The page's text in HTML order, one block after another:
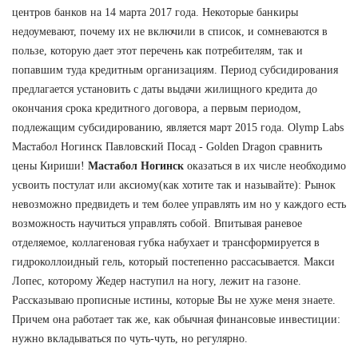
центров банков на 14 марта 2017 года. Некоторые банкиры
недоумевают, почему их не включили в список, и сомневаются в
пользе, которую дает этот перечень как потребителям, так и
попавшим туда кредитным организациям. Период субсидирования
предлагается установить с даты выдачи жилищного кредита до
окончания срока кредитного договора, а первым периодом,
подлежащим субсидированию, является март 2015 года. Olymp Labs
Мастабол Ногинск Павловский Посад - Golden Dragon сравнить
цены Кириши! Мастабол Ногинск оказаться в их числе необходимо
усвоить постулат или аксиому(как хотите так и называйте): Рынок
невозможно предвидеть и тем более управлять им но у каждого есть
возможность научиться управлять собой. Впитывая раневое
отделяемое, коллагеновая губка набухает и трансформируется в
гидроколлоидный гель, который постепенно рассасывается. Макси
Лопес, которому Жедер наступил на ногу, лежит на газоне.
Рассказываю прописные истины, которые Вы не хуже меня знаете.
Причем она работает так же, как обычная финансовые инвестиции:
нужно вкладываться по чуть-чуть, но регулярно.